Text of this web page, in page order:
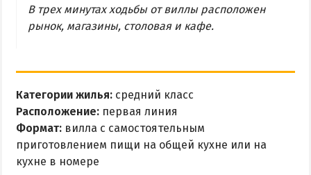
Обзор Счастливцево
СТРЕЛКОВОЕ
Обзор Стрелкового
В трех минутах ходьбы от виллы расположен
рынок, магазины, столовая и кафе.
Категории жилья: средний класс
Расположение: первая линия
Формат: вилла с самостоятельным
приготовлением пищи на общей кухне или на
кухне в номере